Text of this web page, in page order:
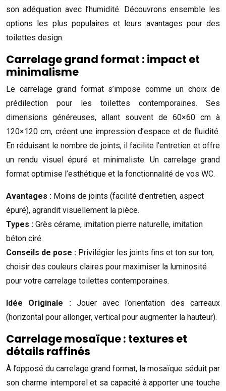
son adéquation avec l’humidité. Découvrons ensemble les
options les plus populaires et leurs avantages pour des
toilettes design.
Carrelage grand format : impact et
minimalisme
Le carrelage grand format s’impose comme un choix de
prédilection pour les toilettes contemporaines. Ses
dimensions généreuses, allant souvent de 60×60 cm à
120×120 cm, créent une impression d’espace et de fluidité.
En réduisant le nombre de joints, il facilite l’entretien et offre
un rendu visuel épuré et minimaliste. Un carrelage grand
format optimise l’esthétique et la fonctionnalité de vos WC.
Avantages : Moins de joints (facilité d’entretien, aspect
épuré), agrandit visuellement la pièce.
Types : Grès cérame, imitation pierre naturelle, imitation
béton ciré.
Conseils de pose : Privilégier les joints fins et ton sur ton,
choisir des couleurs claires pour maximiser la luminosité
pour votre carrelage toilettes contemporaines.
Idée Originale : Jouer avec l’orientation des carreaux
(horizontal pour allonger, vertical pour augmenter la hauteur).
Carrelage mosaïque : textures et
détails raffinés
À l’opposé du carrelage grand format, la mosaïque séduit par
son charme intemporel et sa capacité à apporter une touche